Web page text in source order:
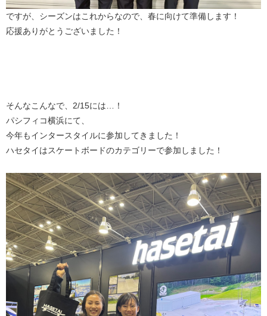
ですが、シーズンはこれからなので、春に向けて準備します！
応援ありがとうございました！
そんなこんなで、2/15には…！
パシフィコ横浜にて、
今年もインタースタイルに参加してきました！
ハセタイはスケートボードのカテゴリーで参加しました！